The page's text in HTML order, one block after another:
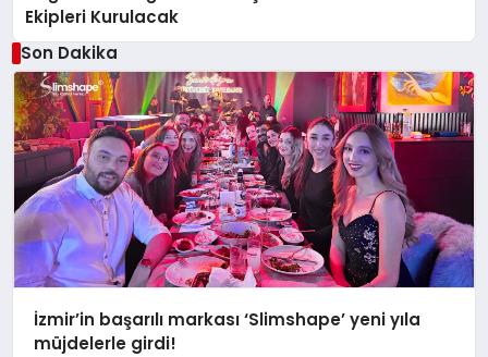
Ekipleri Kurulacak
Son Dakika
İzmir’in başarılı markası ‘Slimshape’ yeni yıla
müjdelerle girdi!